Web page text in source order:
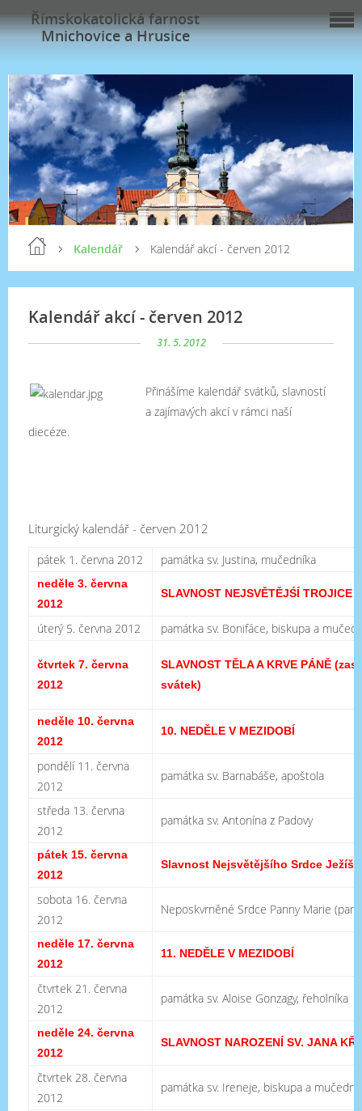
Římskokatolická farnost
Mnichovice a Hrusice
Kalendář Kalendář akcí - červen 2012
Kalendář akcí - červen 2012
31. 5. 2012
Přinášíme kalendář svátků, slavností
a zajímavých akcí v rámci naší
diecéze.
Liturgický kalendář - červen 2012
pátek 1. června 2012 památka sv. Justina, mučedníka
neděle 3. června
2012
SLAVNOST NEJSVĚTĚJŚÍ TROJICE
úterý 5. června 2012 památka sv. Bonifáce, biskupa a
čtvrtek 7. června
2012
SLAVNOST TĚLA A KRVE PÁNĚ
svátek)
neděle 10. června
2012
10. NEDĚLE V MEZIDOBÍ
pondělí 11. června
2012
památka sv. Barnabáše, apoštola
středa 13. června
2012
památka sv. Antonína z Padovy
pátek 15. června
2012
Slavnost Nejsvětějšího Srdce
sobota 16. června
2012
Neposkvrněné Srdce Panny Marie
neděle 17. června
2012
11. NEDĚLE V MEZIDOBÍ
čtvrtek 21. června
2012
památka sv. Aloise Gonzagy, řeholníka
neděle 24. června
2012
SLAVNOST NAROZENÍ SV. JANA
čtvrtek 28. června
2012
památka sv. Ireneje, biskupa a